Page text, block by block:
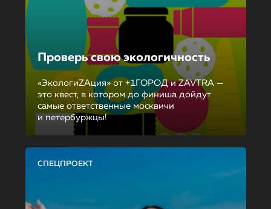
Проверь свою экологичность
«ЭкологиZAция» от +1ГОРОД и ZAVTRA —
это квест, в котором до финиша дойдут
самые ответственные москвичи
и петербуржцы!
СПЕЦПРОЕКТ